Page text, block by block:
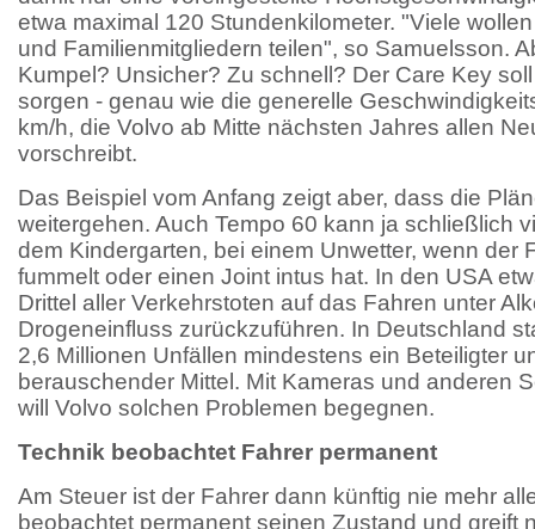
etwa maximal 120 Stundenkilometer. "Viele
und Familienmitgliedern teilen", so Samuelsson.
Kumpel? Unsicher? Zu schnell? Der Care Key
sorgen - genau wie die generelle
km/h, die Volvo ab Mitte nächsten Jahres allen
vorschreibt.
Das Beispiel vom Anfang zeigt aber, dass die
weitergehen. Auch Tempo 60 kann ja schließlich
dem Kindergarten, bei einem Unwetter, wenn der
fummelt oder einen Joint intus hat. In den USA
Drittel aller Verkehrstoten auf das Fahren unter
Drogeneinfluss zurückzuführen. In Deutschland
2,6 Millionen Unfällen mindestens ein Beteiligter
berauschender Mittel. Mit Kameras und anderen
will Volvo solchen Problemen begegnen.
Technik beobachtet Fahrer permanent
Am Steuer ist der Fahrer dann künftig nie mehr
beobachtet permanent seinen Zustand und greift